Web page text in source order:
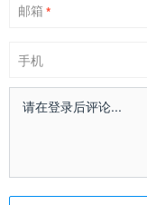
邮箱 *
手机